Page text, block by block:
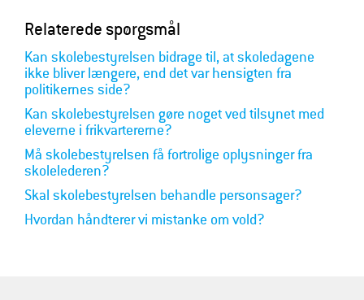
Relaterede spørgsmål
Kan skolebestyrelsen bidrage til, at skoledagene
ikke bliver længere, end det var hensigten fra
politikernes side?
Kan skolebestyrelsen gøre noget ved tilsynet med
eleverne i frikvartererne?
Må skolebestyrelsen få fortrolige oplysninger fra
skolelederen?
Skal skolebestyrelsen behandle personsager?
Hvordan håndterer vi mistanke om vold?